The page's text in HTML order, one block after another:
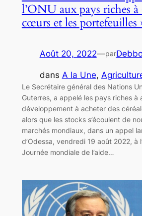
l’ONU aux pays riches
cœurs et les portefeuilles
Août 20, 2022—par
dans A la Une,
Le Secrétaire général des Nations
Guterres, a appelé les pays riches à
développement à acheter des
alors que les stocks s’écoulent de
marchés mondiaux, dans un appel
d’Odessa, vendredi 19 août 2022, à
Journée mondiale de l’aide…